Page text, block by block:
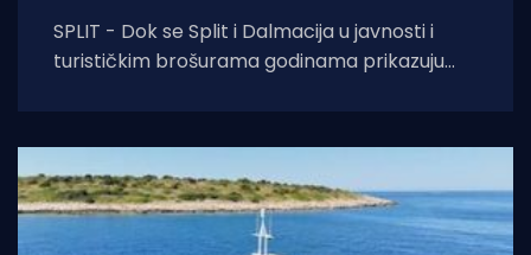
SPLIT - Dok se Split i Dalmacija u javnosti i
turističkim brošurama godinama prikazuju